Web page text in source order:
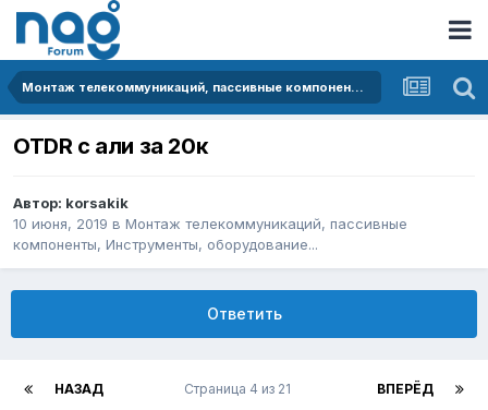
Монтаж телекоммуникаций, пассивные компоненты, Инструменты, оборудование...
OTDR с али за 20к
Автор: korsakik
10 июня, 2019 в Монтаж телекоммуникаций, пассивные
компоненты, Инструменты, оборудование...
Ответить
НАЗАД ВПЕРЁД
Страница 4 из 21